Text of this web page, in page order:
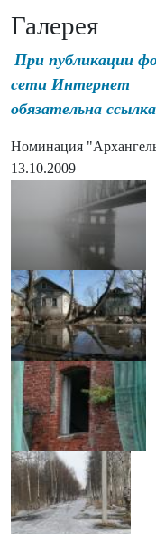
Галерея
При публикации
сети Интернет
обязательна
Номинация
13.10.2009